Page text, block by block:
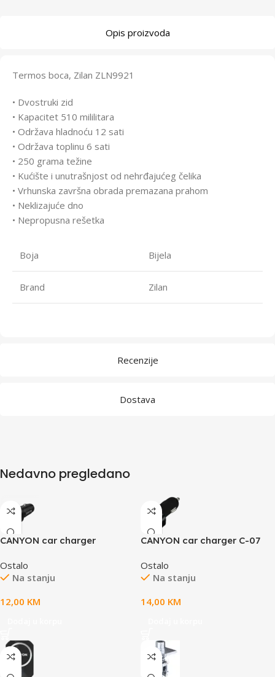
Opis proizvoda
Recenzije
Dostava
Termos boca, Zilan ZLN9921
• Dvostruki zid
• Kapacitet 510 mililitara
• Održava hladnoću 12 sati
• Održava toplinu 6 sati
• 250 grama težine
• Kućište i unutrašnjost od nehrđajućeg čelika
• Vrhunska završna obrada premazana prahom
• Neklizajuće dno
• Nepropusna rešetka
Boja Bijela
Brand Zilan
Nedavno pregledano
CANYON car charger
Black
Ostalo
Na stanju
12,00 KM
CANYON car charger C-07
Ostalo
Na stanju
14,00 KM